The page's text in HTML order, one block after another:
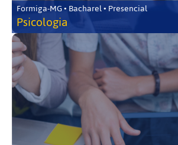
Formiga-MG • Bacharel • Presencial
Psicologia